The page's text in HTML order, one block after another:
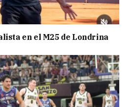
en el M25 de Londrina